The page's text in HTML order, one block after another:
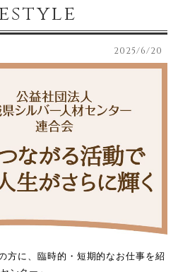
2025/6/20
方に、臨時的・短期的なお仕事を紹